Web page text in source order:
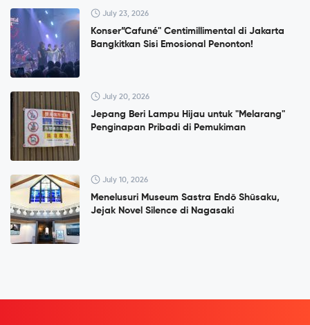
July 23, 2026
Konser”Cafuné" Centimillimental di Jakarta
Bangkitkan Sisi Emosional Penonton!
July 20, 2026
Jepang Beri Lampu Hijau untuk "Melarang"
Penginapan Pribadi di Pemukiman
July 10, 2026
Menelusuri Museum Sastra Endō Shūsaku,
Jejak Novel Silence di Nagasaki